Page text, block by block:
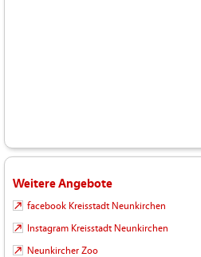
Weitere Angebote
facebook Kreisstadt Neunkirchen
Instagram Kreisstadt Neunkirchen
Neunkircher Zoo